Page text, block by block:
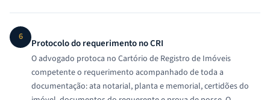
6
Protocolo do requerimento no CRI
O advogado protoca no Cartório de Registro de Imóveis
competente o requerimento acompanhado de toda a
documentação: ata notarial, planta e memorial, certidões do